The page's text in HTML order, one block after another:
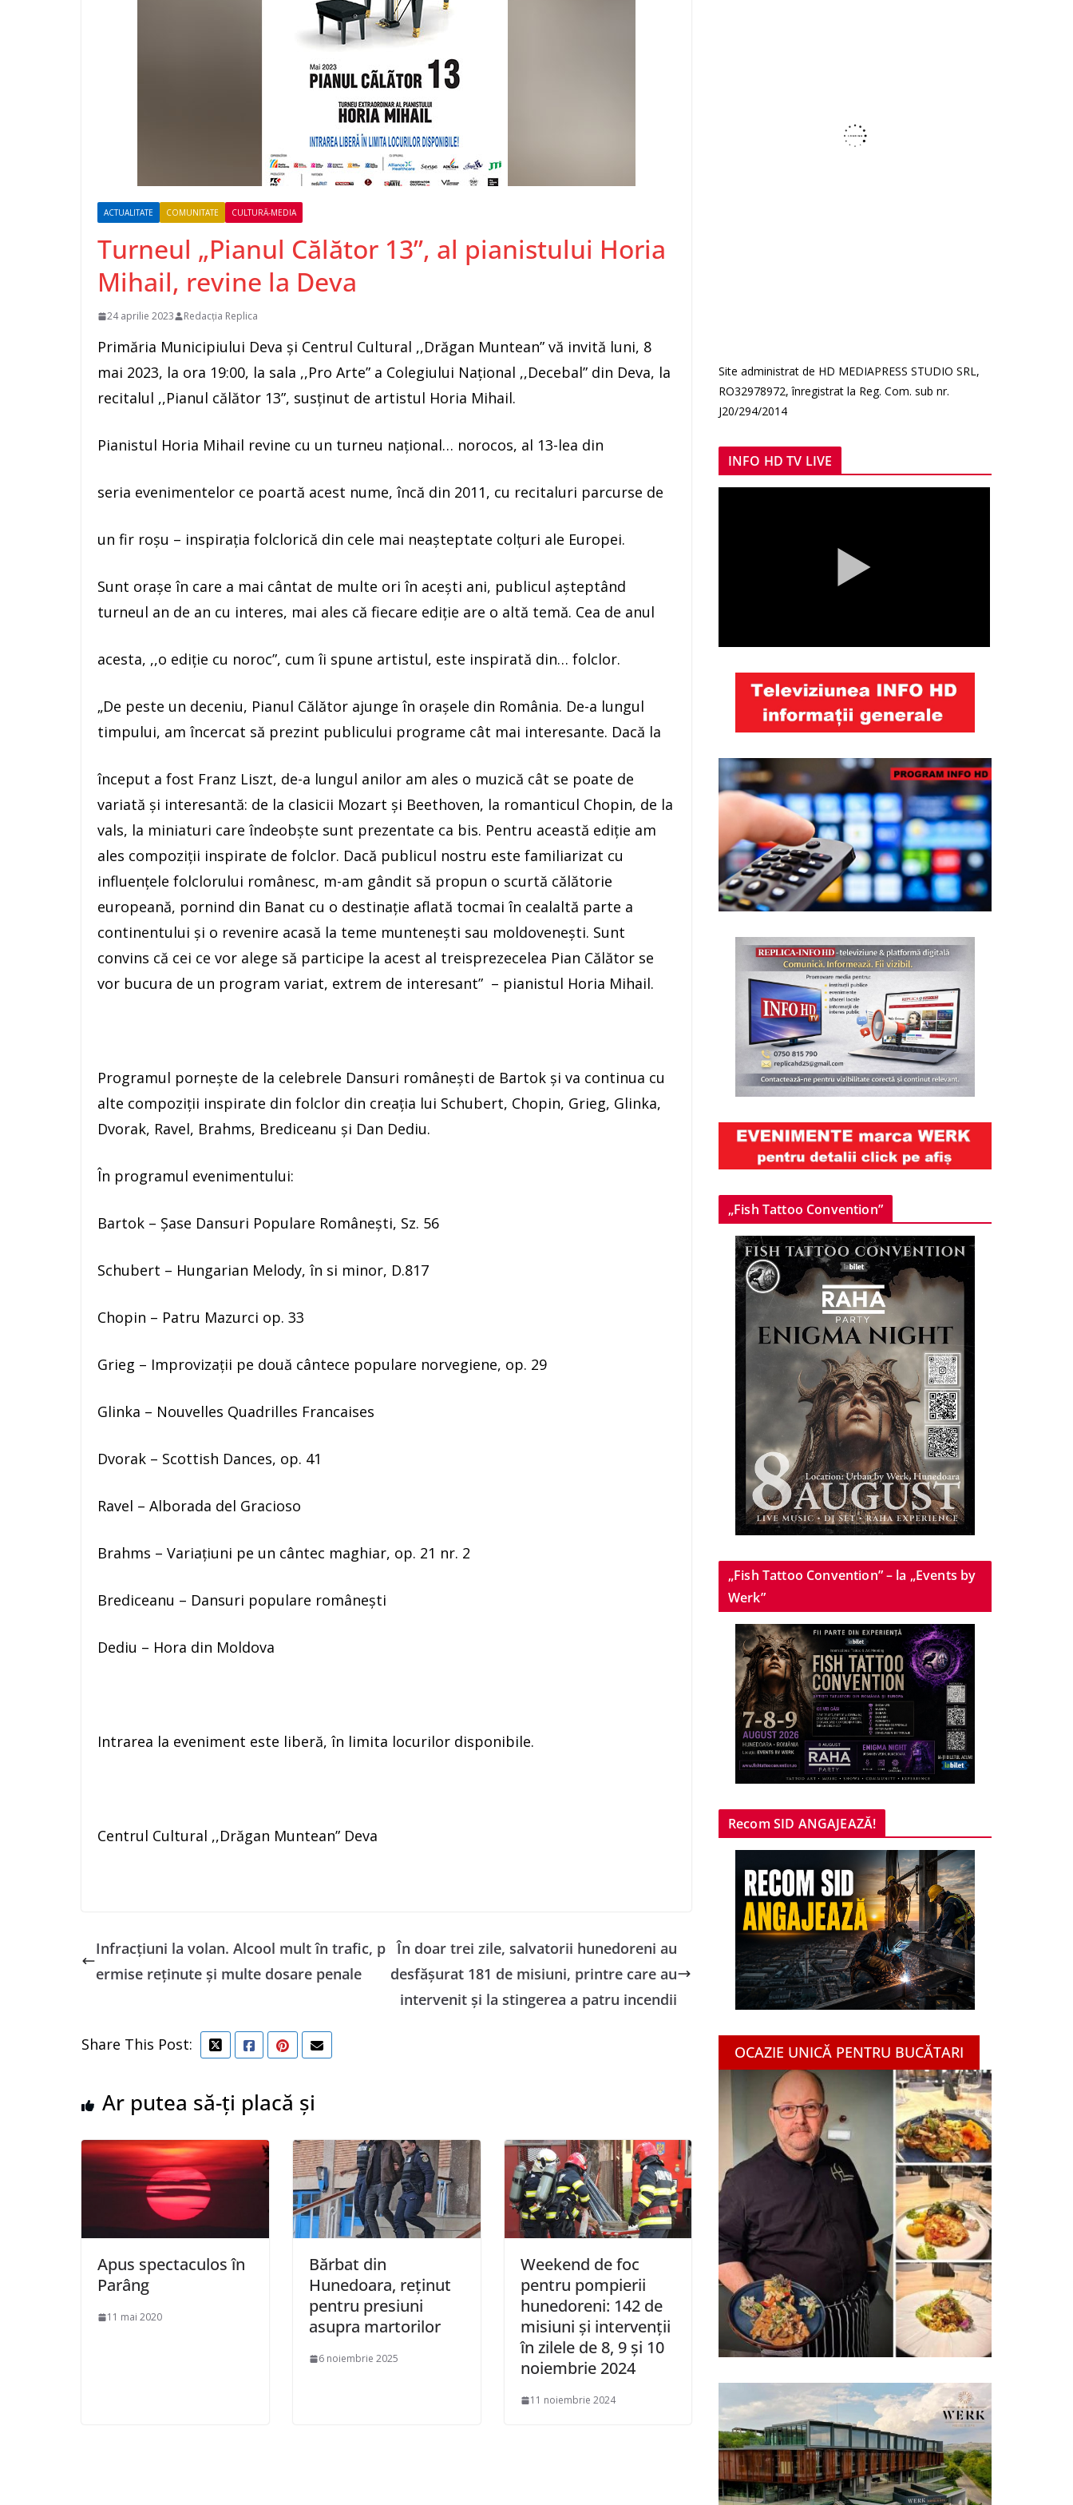
ACTUALITATE COMUNITATE CULTURĂ-MEDIA
Turneul „Pianul Călător 13”, al pianistului Horia
Mihail, revine la Deva
24 aprilie 2023 Redacția Replica
Primăria Municipiului Deva și Centrul Cultural ,,Drăgan Muntean” vă invită luni, 8
mai 2023, la ora 19:00, la sala ,,Pro Arte” a Colegiului Național ,,Decebal” din Deva, la
recitalul ,,Pianul călător 13”, susținut de artistul Horia Mihail.
Pianistul Horia Mihail revine cu un turneu naţional… norocos, al 13-lea din
seria evenimentelor ce poartă acest nume, încă din 2011, cu recitaluri parcurse de
un fir roşu – inspiraţia folclorică din cele mai neaşteptate colţuri ale Europei.
Sunt orașe în care a mai cântat de multe ori în acești ani, publicul așteptând
turneul an de an cu interes, mai ales că fiecare ediție are o altă temă. Cea de anul
acesta, ,,o ediție cu noroc”, cum îi spune artistul, este inspirată din… folclor.
„De peste un deceniu, Pianul Călător ajunge în orașele din România. De-a lungul
timpului, am încercat să prezint publicului programe cât mai interesante. Dacă la
început a fost Franz Liszt, de-a lungul anilor am ales o muzică cât se poate de
variată și interesantă: de la clasicii Mozart și Beethoven, la romanticul Chopin, de la
vals, la miniaturi care îndeobște sunt prezentate ca bis. Pentru această ediție am
ales compoziții inspirate de folclor. Dacă publicul nostru este familiarizat cu
influențele folclorului românesc, m-am gândit să propun o scurtă călătorie
europeană, pornind din Banat cu o destinație aflată tocmai în cealaltă parte a
continentului și o revenire acasă la teme muntenești sau moldovenești. Sunt
convins că cei ce vor alege să participe la acest al treisprezecelea Pian Călător se
vor bucura de un program variat, extrem de interesant” – pianistul Horia Mihail.
Programul porneşte de la celebrele Dansuri româneşti de Bartok şi va continua cu
alte compoziții inspirate din folclor din creaţia lui Schubert, Chopin, Grieg, Glinka,
Dvorak, Ravel, Brahms, Brediceanu şi Dan Dediu.
În programul evenimentului:
Bartok – Șase Dansuri Populare Românești, Sz. 56
Schubert – Hungarian Melody, în si minor, D.817
Chopin – Patru Mazurci op. 33
Grieg – Improvizații pe două cântece populare norvegiene, op. 29
Glinka – Nouvelles Quadrilles Francaises
Dvorak – Scottish Dances, op. 41
Ravel – Alborada del Gracioso
Brahms – Variațiuni pe un cântec maghiar, op. 21 nr. 2
Brediceanu – Dansuri populare românești
Dediu – Hora din Moldova
Intrarea la eveniment este liberă, în limita locurilor disponibile.
Centrul Cultural ,,Drăgan Muntean” Deva
Infracțiuni la volan. Alcool mult în trafic, p
ermise reținute și multe dosare penale
În doar trei zile, salvatorii hunedoreni au
desfășurat 181 de misiuni, printre care au
intervenit și la stingerea a patru incendii
Share This Post:
Ar putea să-ți placă și
Apus spectaculos în
Parâng
11 mai 2020
Bărbat din
Hunedoara, reținut
pentru presiuni
asupra martorilor
6 noiembrie 2025
Weekend de foc
pentru pompierii
hunedoreni: 142 de
misiuni și intervenții
în zilele de 8, 9 și 10
noiembrie 2024
11 noiembrie 2024
Site administrat de HD MEDIAPRESS STUDIO SRL,
RO32978972, înregistrat la Reg. Com. sub nr.
J20/294/2014
INFO HD TV LIVE
„Fish Tattoo Convention”
„Fish Tattoo Convention” – la „Events by
Werk”
Recom SID ANGAJEAZĂ!
OCAZIE UNICĂ PENTRU BUCĂTARI